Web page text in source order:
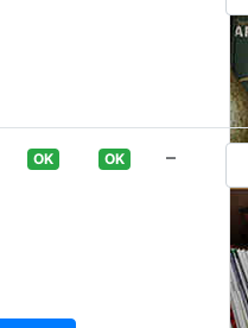
OK OK –